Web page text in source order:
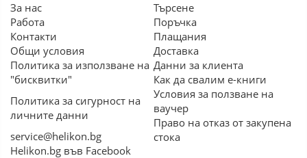
За нас
Работа
Контакти
Общи условия
Политика за използване на
"бисквитки"
Политика за сигурност на
личните данни
service@helikon.bg
Helikon.bg във Facebook
Търсене
Поръчка
Плащания
Доставка
Данни за клиента
Как да свалим е-книги
Условия за ползване на
ваучер
Право на отказ от закупена
стока